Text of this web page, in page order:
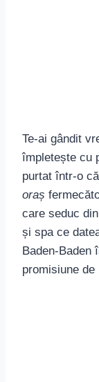
Te-ai gândit
împletește cu
purtat într-o
oraș
care seduc
și spa ce
Baden-Baden
promisiune